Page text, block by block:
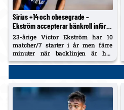
Sirius +14 och obesegrade –
Ekström accepterar bänkroll inför
BP
23-årige Victor Ekström har 10
matcher/7 starter i år men färre
minuter när backlinjen är hel.
Hyllar konkurrensen och blickar